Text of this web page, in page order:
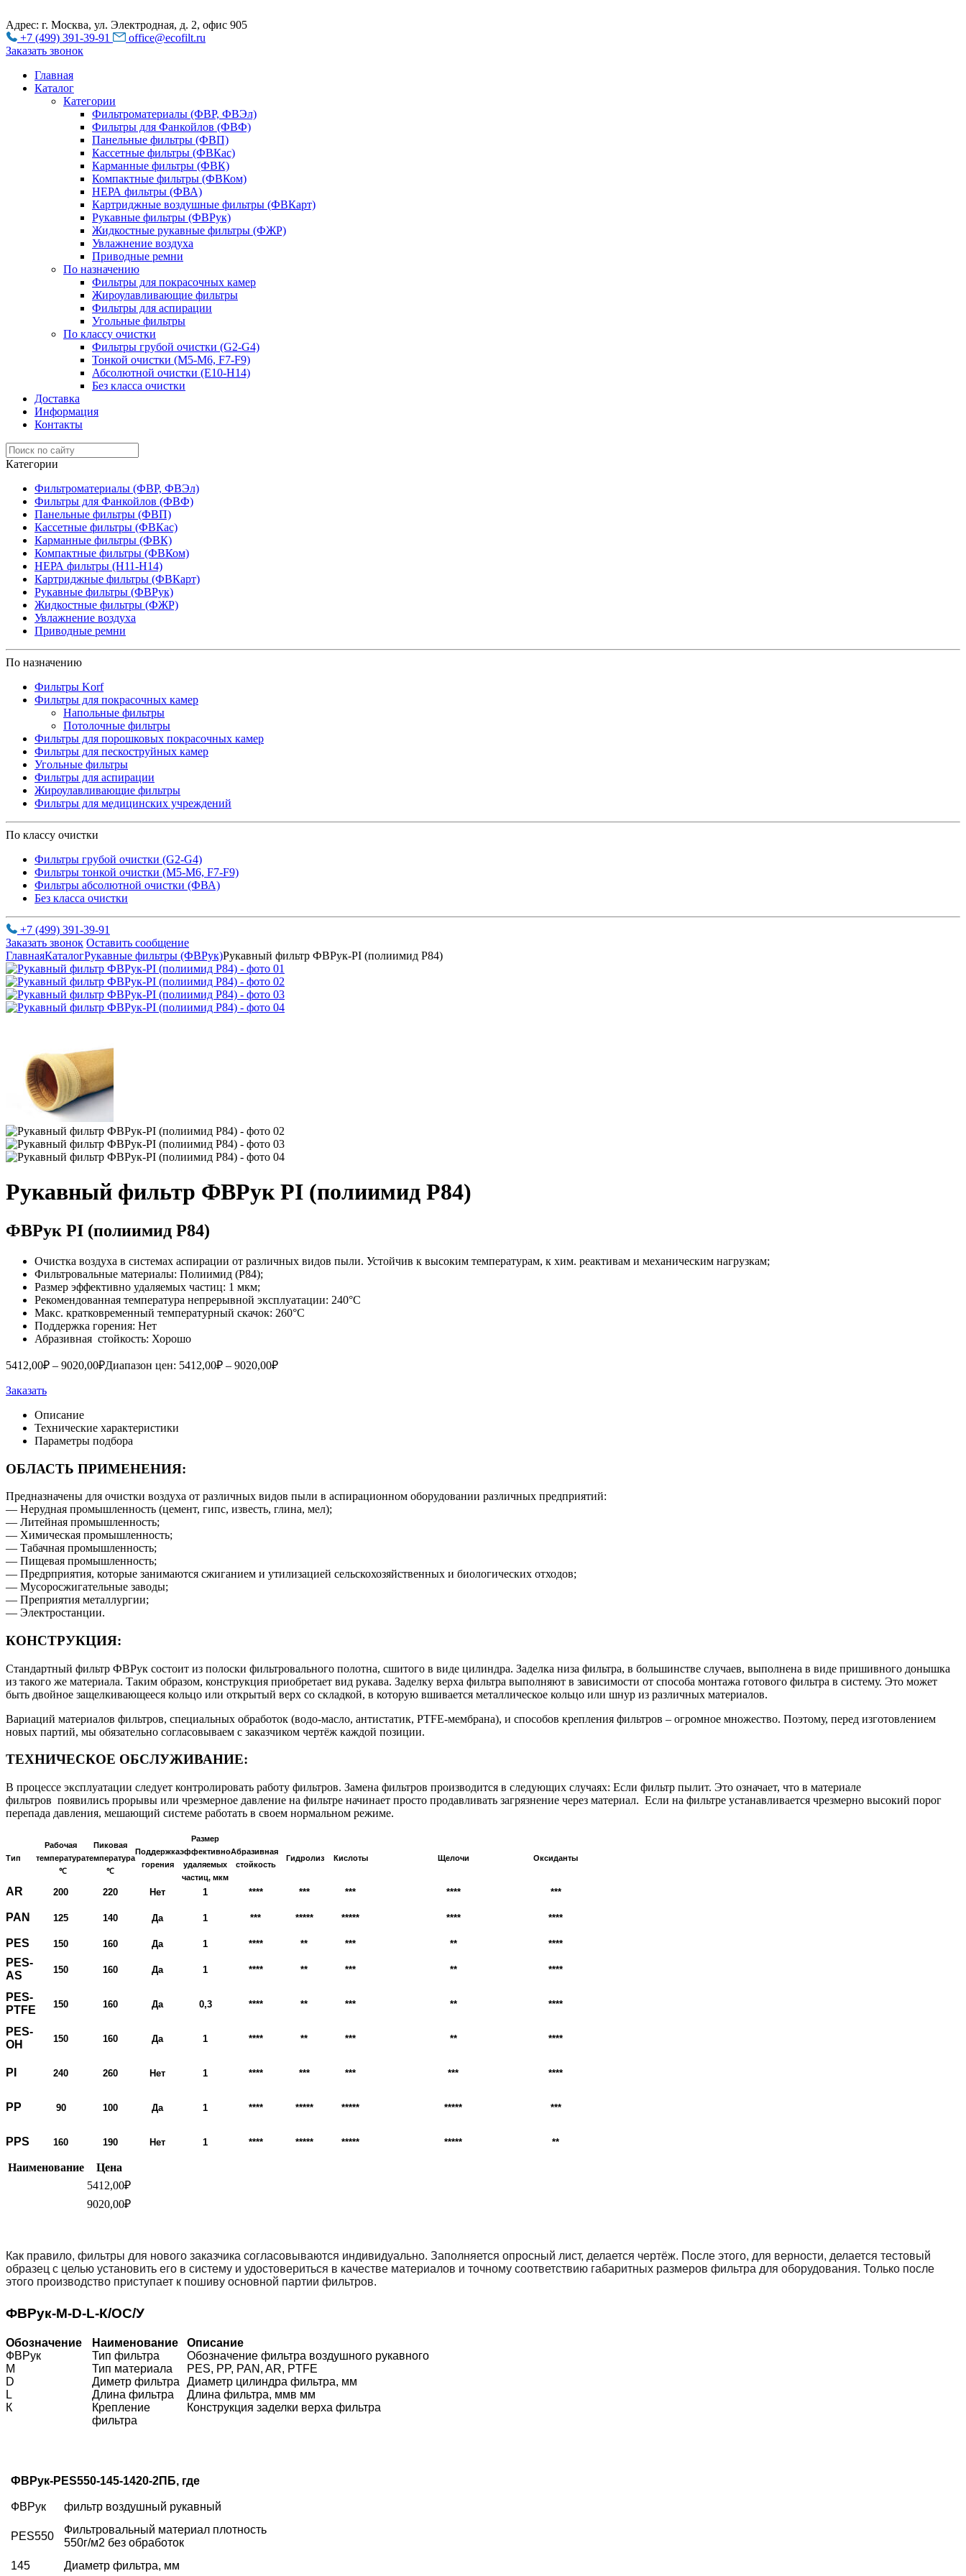
Адрес: г. Москва, ул. Электродная, д. 2, офис 905
+7 (499) 391-39-91
office@ecofilt.ru
Заказать звонок
Главная
Каталог
Категории
Фильтроматериалы (ФВР, ФВЭл)
Фильтры для Фанкойлов (ФВФ)
Панельные фильтры (ФВП)
Кассетные фильтры (ФВКас)
Карманные фильтры (ФВК)
Компактные фильтры (ФВКом)
НЕРА фильтры (ФВА)
Картриджные воздушные фильтры (ФВКарт)
Рукавные фильтры (ФВРук)
Жидкостные рукавные фильтры (ФЖР)
Увлажнение воздуха
Приводные ремни
По назначению
Фильтры для покрасочных камер
Жироулавливающие фильтры
Фильтры для аспирации
Угольные фильтры
По классу очистки
Фильтры грубой очистки (G2-G4)
Тонкой очистки (М5-М6, F7-F9)
Абсолютной очистки (Е10-H14)
Без класса очистки
Доставка
Информация
Контакты
Категории
Фильтроматериалы (ФВР, ФВЭл)
Фильтры для Фанкойлов (ФВФ)
Панельные фильтры (ФВП)
Кассетные фильтры (ФВКас)
Карманные фильтры (ФВК)
Компактные фильтры (ФВКом)
НЕРА фильтры (H11-H14)
Картриджные фильтры (ФВКарт)
Рукавные фильтры (ФВРук)
Жидкостные фильтры (ФЖР)
Увлажнение воздуха
Приводные ремни
По назначению
Фильтры Korf
Фильтры для покрасочных камер
Напольные фильтры
Потолочные фильтры
Фильтры для порошковых покрасочных камер
Фильтры для пескоструйных камер
Угольные фильтры
Фильтры для аспирации
Жироулавливающие фильтры
Фильтры для медицинских учреждений
По классу очистки
Фильтры грубой очистки (G2-G4)
Фильтры тонкой очистки (М5-М6, F7-F9)
Фильтры абсолютной очистки (ФВА)
Без класса очистки
+7 (499) 391-39-91
Заказать звонок Оставить сообщение
ГлавнаяКаталогРукавные фильтры (ФВРук)Рукавный фильтр ФВРук-PI (полиимид P84)
Рукавный фильтр ФВРук PI (полиимид P84)
ФВРук PI (полиимид P84)
Очистка воздуха в системах аспирации от различных видов пыли. Устойчив к высоким температурам, к хим. реактивам и механическим нагрузкам;
Фильтровальные материалы: Полиимид (P84);
Размер эффективно удаляемых частиц: 1 мкм;
Рекомендованная температура непрерывной эксплуатации: 240°C
Макс. кратковременный температурный скачок: 260°C
Поддержка горения: Нет
Абразивная стойкость: Хорошо
5412,00₽ – 9020,00₽Диапазон цен: 5412,00₽ – 9020,00₽
Заказать
Описание
Технические характеристики
Параметры подбора
ОБЛАСТЬ ПРИМЕНЕНИЯ:
Предназначены для очистки воздуха от различных видов пыли в аспирационном оборудовании различных предприятий:
— Нерудная промышленность (цемент, гипс, известь, глина, мел);
— Литейная промышленность;
— Химическая промышленность;
— Табачная промышленность;
— Пищевая промышленность;
— Предрприятия, которые занимаются сжиганием и утилизацией сельскохозяйственных и биологических отходов;
— Мусоросжигательные заводы;
— Преприятия металлургии;
— Электростанции.
КОНСТРУКЦИЯ:
Стандартный фильтр ФВРук состоит из полоски фильтровального полотна, сшитого в виде цилиндра. Заделка низа фильтра, в большинстве случаев, выполнена в виде пришивного донышка
из такого же материала. Таким образом, конструкция приобретает вид рукава. Заделку верха фильтра выполняют в зависимости от способа монтажа готового фильтра в систему. Это может
быть двойное защелкивающееся кольцо или открытый верх со складкой, в которую вшивается металлическое кольцо или шнур из различных материалов.
Вариаций материалов фильтров, специальных обработок (водо-масло, антистатик, PTFE-мембрана), и способов крепления фильтров – огромное множество. Поэтому, перед изготовлением
новых партий, мы обязательно согласовываем с заказчиком чертёж каждой позиции.
ТЕХНИЧЕСКОЕ ОБСЛУЖИВАНИЕ:
В процессе эксплуатации следует контролировать работу фильтров. Замена фильтров производится в следующих случаях: Если фильтр пылит. Это означает, что в материале
фильтров появились прорывы или чрезмерное давление на фильтре начинает просто продавливать загрязнение через материал. Если на фильтре устанавливается чрезмерно высокий порог
перепада давления, мешающий системе работать в своем нормальном режиме.
Тип
Рабочая
температура
℃
Пиковая
температура
℃
Поддержка
горения
Размер
эффективно
удаляемых
частиц, мкм
Абразивная
стойкость
Гидролиз Кислоты Щелочи Оксиданты
AR 200 220 Нет 1 **** *** *** **** ***
PAN 125 140 Да 1 *** ***** ***** **** ****
PES 150 160 Да 1 **** ** *** ** ****
PES-
AS
150 160 Да 1 **** ** *** ** ****
PES-
PTFE
150 160 Да 0,3 **** ** *** ** ****
PES-
ОН
150 160 Да 1 **** ** *** ** ****
PI 240 260 Нет 1 **** *** *** *** ****
PP 90 100 Да 1 **** ***** ***** ***** ***
PPS 160 190 Нет 1 **** ***** ***** ***** **
Наименование
Цена
5412,00₽
9020,00₽
Как правило, фильтры для нового заказчика согласовываются индивидуально. Заполняется опросный лист, делается чертёж. После этого, для верности, делается тестовый
образец с целью установить его в систему и удостовериться в качестве материалов и точному соответствию габаритных размеров фильтра для оборудования. Только после
этого производство приступает к пошиву основной партии фильтров.
ФВРук-М-D-L-К/ОС/У
Обозначение Наименование Описание
ФВРук
Тип фильтра
Обозначение фильтра воздушного рукавного
М
Тип материала
PES, PP, PAN, AR, PTFE
D
Диметр фильтра
Диаметр цилиндра фильтра, мм
L
Длина фильтра
Длина фильтра, ммв мм
К
Крепление
фильтра
Конструкция заделки верха фильтра
ФВРук-PES550-145-1420-2ПБ, где
ФВРук фильтр воздушный рукавный
PES550
Фильтровальный материал плотность
550г/м2 без обработок
145
Диаметр фильтра, мм